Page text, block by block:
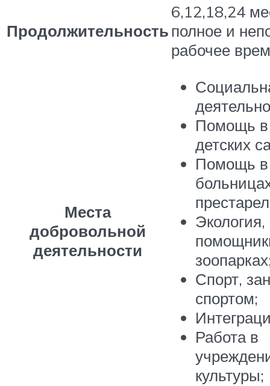
Продолжительность
6,12,18,24
полное и
рабочее
Места
добровольной
деятельности
Помощь в
детских
Помощь в
Экология,
Спорт,
спортом;
Работа в
культуры;